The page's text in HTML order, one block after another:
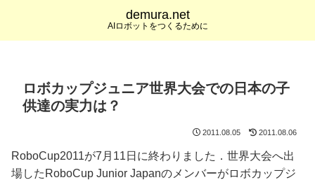
demura.net
AIロボットをつくるために
ロボカップジュニア世界大会での日本の子
供達の実力は？
2011.08.05 2011.08.06
RoboCup2011が7月11日に終わりました．世界大会へ出
場したRoboCup Junior Japanのメンバーがロボカップジ